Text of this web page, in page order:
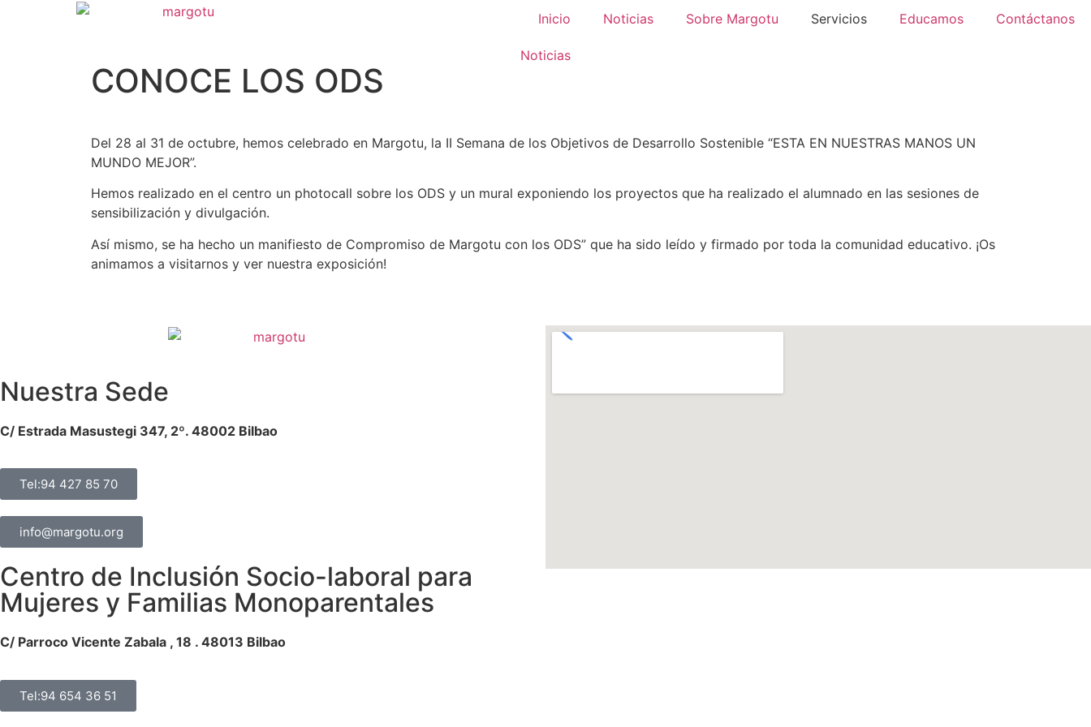
Inicio Noticias Sobre Margotu Servicios Educamos Contáctanos
Noticias
CONOCE LOS ODS
Del 28 al 31 de octubre, hemos celebrado en Margotu, la II Semana de los Objetivos de Desarrollo Sostenible “ESTA EN NUESTRAS MANOS UN
MUNDO MEJOR”.
Hemos realizado en el centro un photocall sobre los ODS y un mural exponiendo los proyectos que ha realizado el alumnado en las sesiones de
sensibilización y divulgación.
Así mismo, se ha hecho un manifiesto de Compromiso de Margotu con los ODS” que ha sido leído y firmado por toda la comunidad educativo. ¡Os
animamos a visitarnos y ver nuestra exposición!
Nuestra Sede
C/ Estrada Masustegi 347, 2º. 48002 Bilbao
Tel:94 427 85 70
info@margotu.org
Centro de Inclusión Socio-laboral para
Mujeres y Familias Monoparentales
C/ Parroco Vicente Zabala , 18 . 48013 Bilbao
Tel:94 654 36 51